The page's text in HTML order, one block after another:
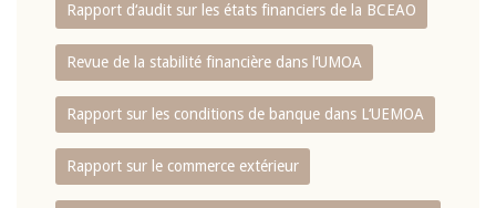
Rapport d‘audit sur les états financiers de la BCEAO
Revue de la stabilité financière dans l‘UMOA
Rapport sur les conditions de banque dans L‘UEMOA
Rapport sur le commerce extérieur